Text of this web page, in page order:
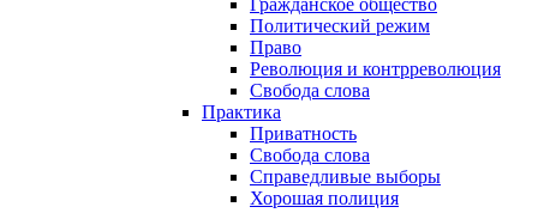
Гражданское общество
Политический режим
Право
Революция и контрреволюция
Свобода слова
Практика
Приватность
Свобода слова
Справедливые выборы
Хорошая полиция